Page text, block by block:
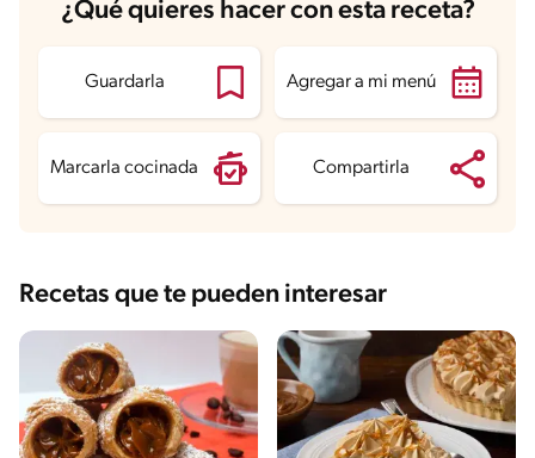
Energía 225 kcal
Proteína
Grasas saturadas 1.9 g
Sodio 236.9 mg
¿Qué quieres hacer con esta receta?
Guardarla Agregar a mi menú
Marcarla cocinada Compartirla
Recetas que te pueden interesar